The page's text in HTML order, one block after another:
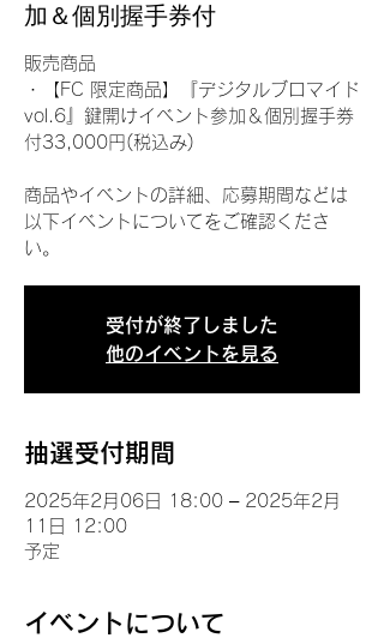
加＆個別握手券付
販売商品
・【FC 限定商品】『デジタルブロマイド
vol.6』鍵開けイベント参加＆個別握手券
付33,000円(税込み)
商品やイベントの詳細、応募期間などは
以下イベントについてをご確認くださ
い。
受付が終了しました
他のイベントを見る
抽選受付期間
2025年2月06日 18:00 – 2025年2月
11日 12:00
予定
イベントについて